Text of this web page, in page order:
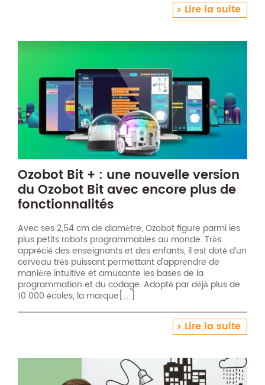
Lire la suite
Ozobot Bit + : une nouvelle version
du Ozobot Bit avec encore plus de
fonctionnalités
Avec ses 2,54 cm de diamètre, Ozobot figure parmi les
plus petits robots programmables au monde. Très
apprécié des enseignants et des enfants, il est doté d’un
cerveau très puissant permettant d’apprendre de
manière intuitive et amusante les bases de la
programmation et du codage. Adopté par déjà plus de
10 000 écoles, la marque[…]
Lire la suite